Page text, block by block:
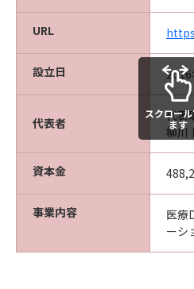
URL
設立日 2016
代表者
代表
柳川
資本金
事業内容
医療
ーシ
スクロー
ます